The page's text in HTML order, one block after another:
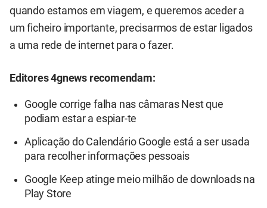
quando estamos em viagem, e queremos aceder a
um ficheiro importante, precisarmos de estar ligados
a uma rede de internet para o fazer.
Editores 4gnews recomendam:
Google corrige falha nas câmaras Nest que
podiam estar a espiar-te
Aplicação do Calendário Google está a ser usada
para recolher informações pessoais
Google Keep atinge meio milhão de downloads na
Play Store